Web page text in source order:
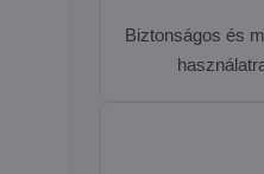
Biztonságos és